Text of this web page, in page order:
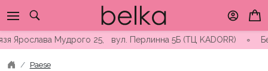
to
content
Мудрого 25, вул. Перлинна 5Б (ТЦ KADORR) ∘
Paese